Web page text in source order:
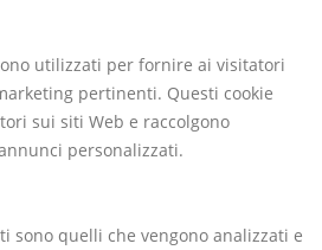
utilizzati per fornire ai visitatori
pertinenti. Questi cookie
sui siti Web e raccolgono
personalizzati.
sono quelli che vengono analizzati e